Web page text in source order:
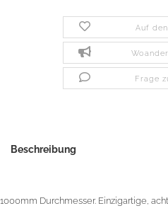
Auf
Frage
Beschreibung
1000mm Durchmesser. Einzigartige,